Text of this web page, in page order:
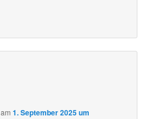
am1. September 2025 um